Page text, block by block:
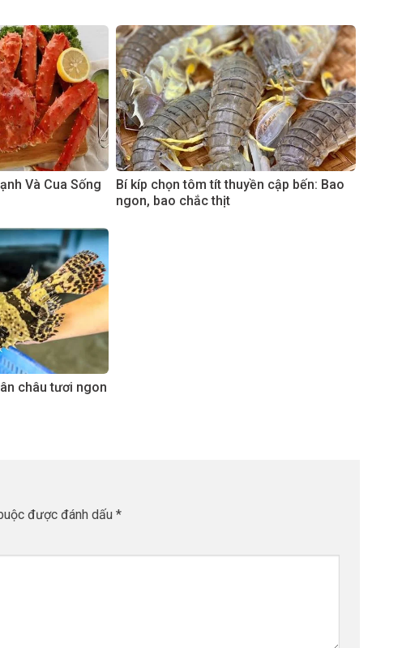
Và Cua Sống
Bí kíp chọn tôm tít thuyền cập bến: Bao
ngon, bao chắc thịt
châu tươi ngon
được đánh dấu *